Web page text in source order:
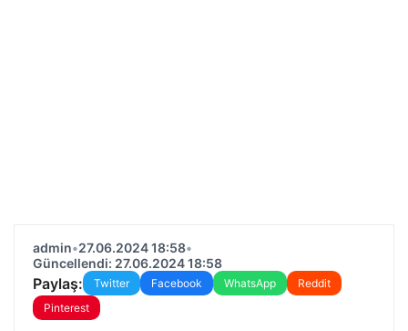
admin•27.06.2024 18:58•
Güncellendi: 27.06.2024 18:58
Paylaş: Twitter Facebook WhatsApp
Reddit
Pinterest